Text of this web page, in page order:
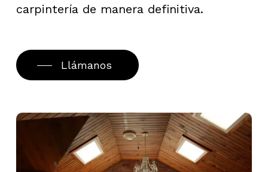
carpintería de manera definitiva.
Llámanos